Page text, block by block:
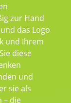
zur Hand
das Logo
und Ihrem
diese
und
sie als
– die